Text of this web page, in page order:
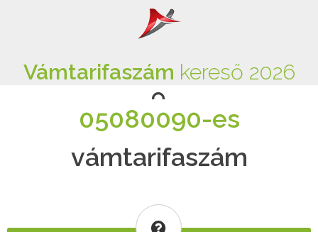
Vámtarifaszám kereső 2026
05080090-es
vámtarifaszám